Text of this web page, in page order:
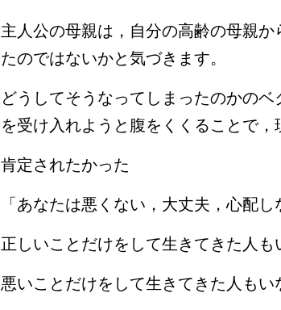
主人公の母親は，自分の高齢の母親
たのではないかと気づきます。
どうしてそうなってしまったのかの
を受け入れようと腹をくくることで，
肯定されたかった
「あなたは悪くない，大丈夫，心配し
正しいことだけをして生きてきた人も
悪いことだけをして生きてきた人もい